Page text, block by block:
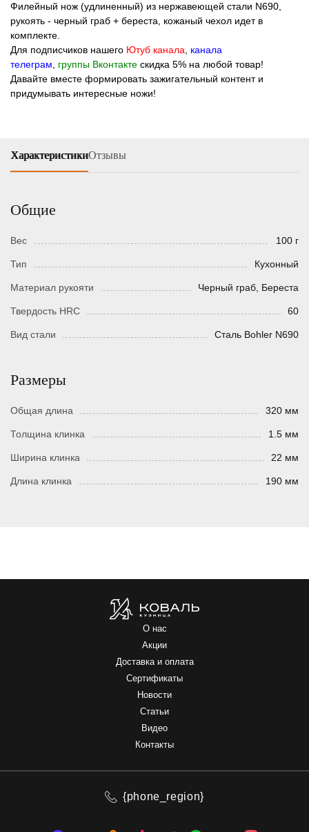
Филейный нож (удлиненный) из нержавеющей стали N690,
рукоять - черный граб + береста, кожаный чехол идет в
комплекте.
Для подписчиков нашего Ютуб канала
канала
телеграм
группы Вконтакте скидка 5% на любой товар!
Давайте вместе формировать зажигательный контент и
придумывать интересные ножи!
ХарактеристикиОтзывы
Общие
Вес 100 г
Тип Кухонный
Материал рукояти Черный граб, Береста
Твердость HRC 60
Вид стали Сталь Bohler N690
Размеры
Общая длина 320 мм
Толщина клинка 1.5 мм
Ширина клинка 22 мм
Длина клинка 190 мм
О нас
Акции
Доставка и оплата
Сертификаты
Новости
Статьи
Видео
Контакты
{phone_region}